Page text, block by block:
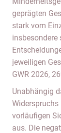
geprägten
stark vom
insbesondere
jeweiligen
GWR 2026,
Unabhängig
Widerspruchs
vorläufigen
aus. Die